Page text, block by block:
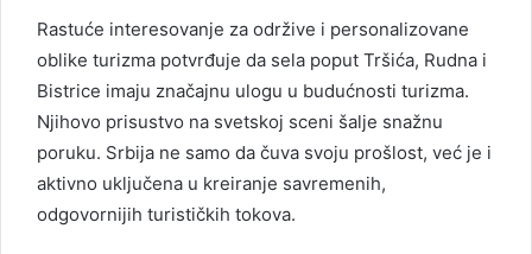
Rastuće interesovanje za održive i personalizovane
oblike turizma potvrđuje da sela poput Tršića, Rudna i
Bistrice imaju značajnu ulogu u budućnosti turizma.
Njihovo prisustvo na svetskoj sceni šalje snažnu
poruku. Srbija ne samo da čuva svoju prošlost, već je i
aktivno uključena u kreiranje savremenih,
odgovornijih turističkih tokova.